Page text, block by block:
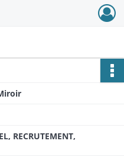
- Colmar
RECRUTEMENT,